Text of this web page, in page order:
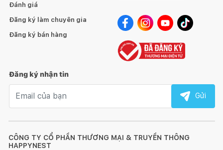
CÔNG TY CỔ PHẦN THƯƠNG MẠI & TRUYỀN THÔNG
HAPPYNEST
Đánh giá
Đăng ký làm chuyên gia
Đăng ký bán hàng
Đăng ký nhận tin
Gửi